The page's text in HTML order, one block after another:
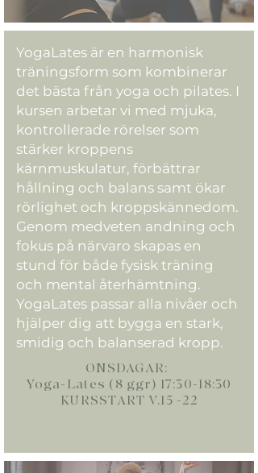
YogaLates är en harmonisk
träningsform som kombinerar
det bästa från yoga och pilates. I
kursen arbetar vi med mjuka,
kontrollerade rörelser som
stärker kroppens
kärnmuskulatur, förbättrar
hållning och balans samt ökar
rörlighet och kroppskännedom.
Genom medveten andning och
fokus på närvaro skapas en
stund för både fysisk träning
och mental återhämtning.
YogaLates passar alla nivåer och
hjälper dig att bygga en stark,
smidig och balanserad kropp.
ONSDAGAR:
Yoga-Lates (8 ggr) 17:30-18:30
KURSSTART V.15 -22